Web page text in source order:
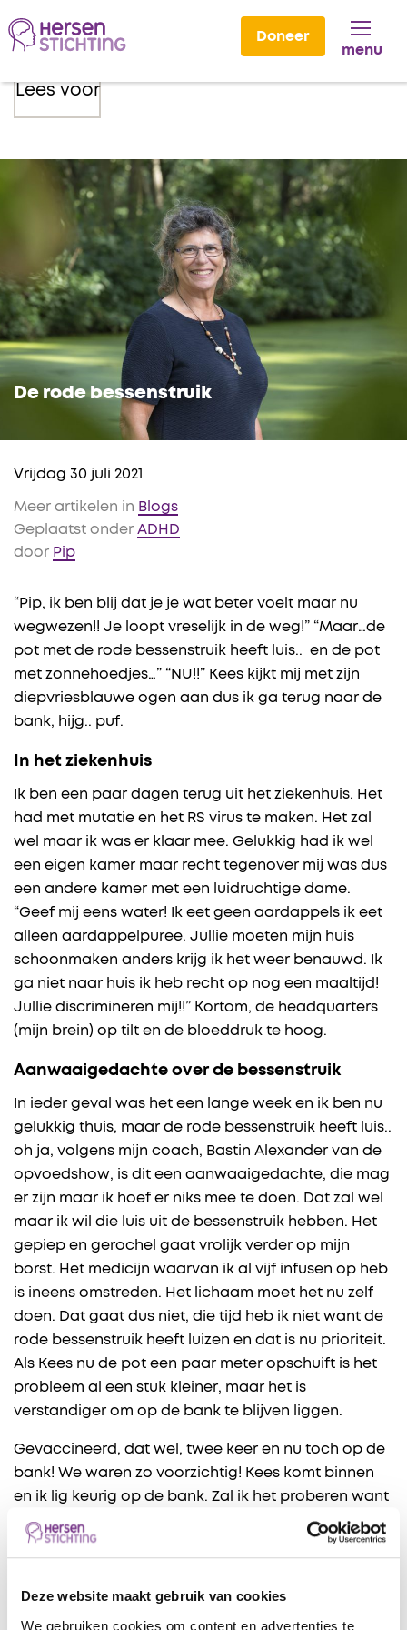
Deze website maakt gebruik van cookies
We gebruiken cookies om content en advertenties te
Doneer
menu
Lees voor
De rode bessenstruik
Vrijdag 30 juli 2021
Meer artikelen in Blogs
Geplaatst onder ADHD
door Pip
“Pip, ik ben blij dat je je wat beter voelt maar nu
wegwezen!! Je loopt vreselijk in de weg!” “Maar…de
pot met de rode bessenstruik heeft luis.. en de pot
met zonnehoedjes…” “NU!!” Kees kijkt mij met zijn
diepvriesblauwe ogen aan dus ik ga terug naar de
bank, hijg.. puf.
In het ziekenhuis
Ik ben een paar dagen terug uit het ziekenhuis. Het
had met mutatie en het RS virus te maken. Het zal
wel maar ik was er klaar mee. Gelukkig had ik wel
een eigen kamer maar recht tegenover mij was dus
een andere kamer met een luidruchtige dame.
“Geef mij eens water! Ik eet geen aardappels ik eet
alleen aardappelpuree. Jullie moeten mijn huis
schoonmaken anders krijg ik het weer benauwd. Ik
ga niet naar huis ik heb recht op nog een maaltijd!
Jullie discrimineren mij!!” Kortom, de headquarters
(mijn brein) op tilt en de bloeddruk te hoog.
Aanwaaigedachte over de bessenstruik
In ieder geval was het een lange week en ik ben nu
gelukkig thuis, maar de rode bessenstruik heeft luis..
oh ja, volgens mijn coach, Bastin Alexander van de
opvoedshow, is dit een aanwaaigedachte, die mag
er zijn maar ik hoef er niks mee te doen. Dat zal wel
maar ik wil die luis uit de bessenstruik hebben. Het
gepiep en gerochel gaat vrolijk verder op mijn
borst. Het medicijn waarvan ik al vijf infusen op heb
is ineens omstreden. Het lichaam moet het nu zelf
doen. Dat gaat dus niet, die tijd heb ik niet want de
rode bessenstruik heeft luizen en dat is nu prioriteit.
Als Kees nu de pot een paar meter opschuift is het
probleem al een stuk kleiner, maar het is
verstandiger om op de bank te blijven liggen.
Gevaccineerd, dat wel, twee keer en nu toch op de
bank! We waren zo voorzichtig! Kees komt binnen
en ik lig keurig op de bank. Zal ik het proberen want
die rode bessenstruik laat mij niet los. “Uh..zo terug!”
geeft kees aan en is weer in de tuin. En dan heb ik
plantenspuit te doen … het gaat allemaal niet